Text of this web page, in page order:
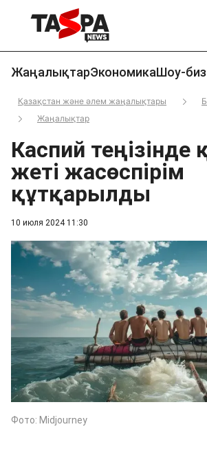
ЖаңалықтарЭкономикаШоу-биз
Қазақстан және әлем жаңалықтары
Жаңалықтар
10 июля 2024 11:30
Каспий теңізінде
жеті жасөспірім
құтқарылды
Фото: Midjourney